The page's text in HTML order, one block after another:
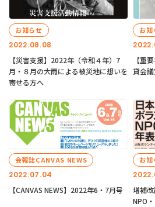
2022.08.08
お知らせ
【災害支援】2022年（令和４年）7
月・８月の大雨による被災地に想いを
寄せる方へ
お知
【重
貸会
2022.07.04
会報誌CANVAS NEWS
【CANVAS NEWS】2022年6・7月号
お知
増補
NPO